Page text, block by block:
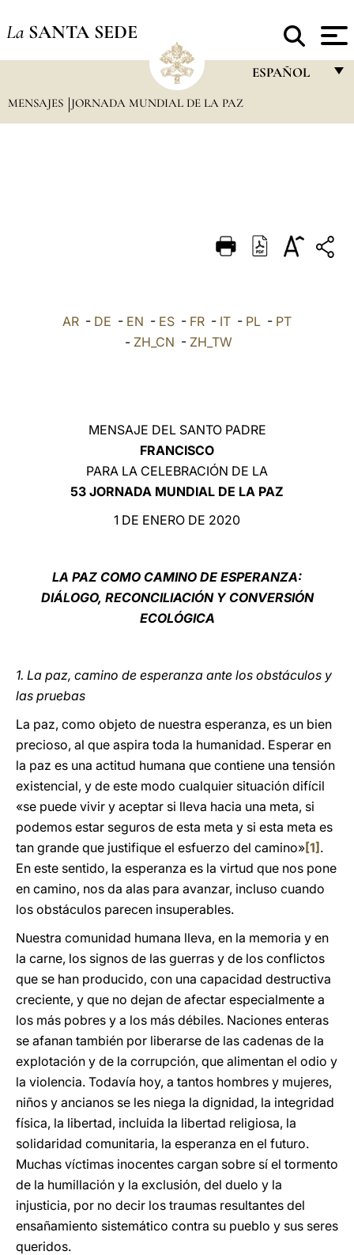
La SANTA SEDE
ESPAÑOL
DEUTSCH
العربيّة
MENSAJES JORNADA MUNDIAL DE LA PAZ
AR - DE - EN - ES - FR - IT - PL - PT
- ZH_CN - ZH_TW
MENSAJE DEL SANTO PADRE
FRANCISCO
PARA LA CELEBRACIÓN DE LA
53 JORNADA MUNDIAL DE LA PAZ
1 DE ENERO DE 2020
LA PAZ COMO CAMINO DE ESPERANZA:
DIÁLOGO, RECONCILIACIÓN Y CONVERSIÓN
ECOLÓGICA
1. La paz, camino de esperanza ante los obstáculos y
las pruebas
La paz, como objeto de nuestra esperanza, es un bien
precioso, al que aspira toda la humanidad. Esperar en
la paz es una actitud humana que contiene una tensión
existencial, y de este modo cualquier situación difícil
«se puede vivir y aceptar si lleva hacia una meta, si
podemos estar seguros de esta meta y si esta meta es
tan grande que justifique el esfuerzo del camino»[1] .
En este sentido, la esperanza es la virtud que nos pone
en camino, nos da alas para avanzar, incluso cuando
los obstáculos parecen insuperables.
Nuestra comunidad humana lleva, en la memoria y en
la carne, los signos de las guerras y de los conflictos
que se han producido, con una capacidad destructiva
creciente, y que no dejan de afectar especialmente a
los más pobres y a los más débiles. Naciones enteras
se afanan también por liberarse de las cadenas de la
explotación y de la corrupción, que alimentan el odio y
la violencia. Todavía hoy, a tantos hombres y mujeres,
niños y ancianos se les niega la dignidad, la integridad
física, la libertad, incluida la libertad religiosa, la
solidaridad comunitaria, la esperanza en el futuro.
Muchas víctimas inocentes cargan sobre sí el tormento
de la humillación y la exclusión, del duelo y la
injusticia, por no decir los traumas resultantes del
ensañamiento sistemático contra su pueblo y sus seres
queridos.